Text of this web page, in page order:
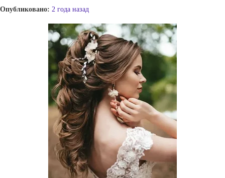
Опубликовано: 2 года назад